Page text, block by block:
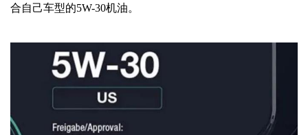
合自己车型的5W-30机油。